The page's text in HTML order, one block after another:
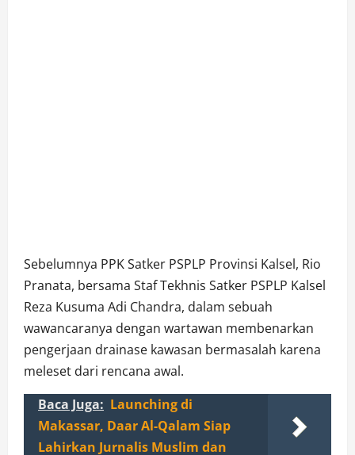
Sebelumnya PPK Satker PSPLP Provinsi Kalsel, Rio
Pranata, bersama Staf Tekhnis Satker PSPLP Kalsel
Reza Kusuma Adi Chandra, dalam sebuah
wawancaranya dengan wartawan membenarkan
pengerjaan drainase kawasan bermasalah karena
meleset dari rencana awal.
Baca Juga: Launching di
Makassar, Daar Al-Qalam Siap
Lahirkan Jurnalis Muslim dan